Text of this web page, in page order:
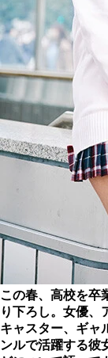
この春、高校を卒
り下ろし。女優、
キャスター、ギャ
ンルで活躍する彼